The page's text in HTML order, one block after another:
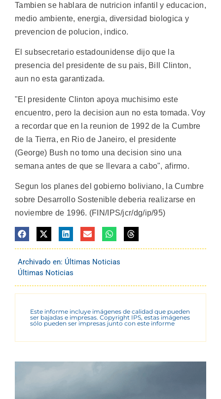
Tambien se hablara de nutricion infantil y educacion,
medio ambiente, energia, diversidad biologica y
prevencion de polucion, indico.
El subsecretario estadounidense dijo que la
presencia del presidente de su pais, Bill Clinton,
aun no esta garantizada.
"El presidente Clinton apoya muchisimo este
encuentro, pero la decision aun no esta tomada. Voy
a recordar que en la reunion de 1992 de la Cumbre
de la Tierra, en Rio de Janeiro, el presidente
(George) Bush no tomo una decision sino una
semana antes de que se llevara a cabo", afirmo.
Segun los planes del gobierno boliviano, la Cumbre
sobre Desarrollo Sostenible deberia realizarse en
noviembre de 1996. (FIN/IPS/jcr/dg/ip/95)
Archivado en: Últimas Noticias
Últimas Noticias
Este informe incluye imágenes de calidad que pueden
ser bajadas e impresas. Copyright IPS, estas imágenes
sólo pueden ser impresas junto con este informe